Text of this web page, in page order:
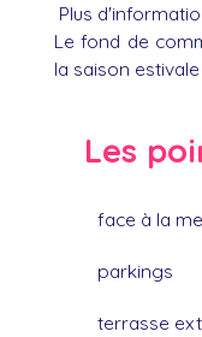
Plus
Le fond de
la saison
Les
face à la
parkings
terrasse